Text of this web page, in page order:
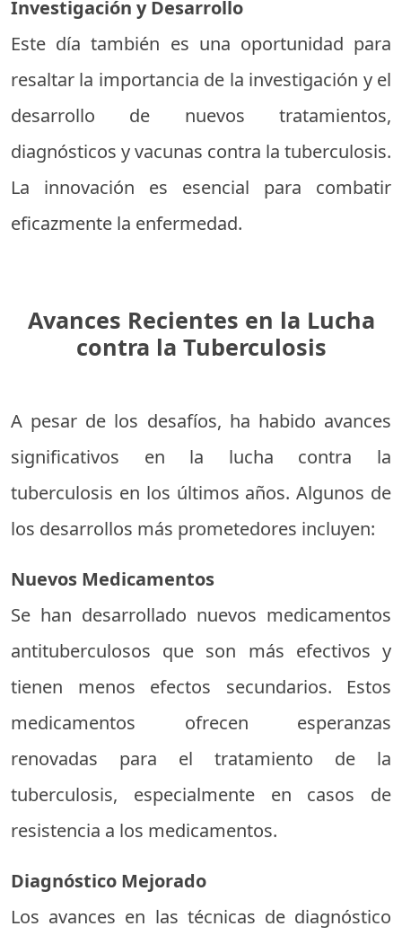
Investigación y Desarrollo
Este día también es una oportunidad para
resaltar la importancia de la investigación y el
desarrollo de nuevos tratamientos,
diagnósticos y vacunas contra la tuberculosis.
La innovación es esencial para combatir
eficazmente la enfermedad.
Avances Recientes en la Lucha
contra la Tuberculosis
A pesar de los desafíos, ha habido avances
significativos en la lucha contra la
tuberculosis en los últimos años. Algunos de
los desarrollos más prometedores incluyen:
Nuevos Medicamentos
Se han desarrollado nuevos medicamentos
antituberculosos que son más efectivos y
tienen menos efectos secundarios. Estos
medicamentos ofrecen esperanzas
renovadas para el tratamiento de la
tuberculosis, especialmente en casos de
resistencia a los medicamentos.
Diagnóstico Mejorado
Los avances en las técnicas de diagnóstico